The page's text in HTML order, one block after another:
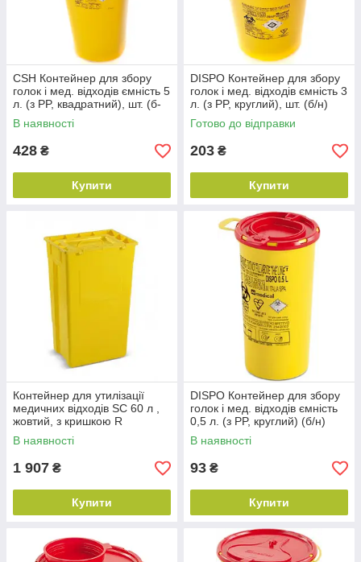
CSH Контейнер для збору
голок і мед. відходів ємність 5
л. (з PP, квадратний), шт. (б-
н)
В наявності
428 ₴
Купити
DISPO Контейнер для збору
голок і мед. відходів ємність 3
л. (з PP, круглий), шт. (б/н)
Готово до відправки
203 ₴
Купити
Контейнер для утилізації
медичних відходів SC 60 л ,
жовтий, з кришкою R
(багаторазовий) (б/н)
В наявності
1 907 ₴
Купити
DISPO Контейнер для збору
голок і мед. відходів ємність
0,5 л. (з PP, круглий) (б/н)
В наявності
93 ₴
Купити